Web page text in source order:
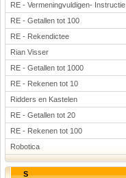
RE - Vermeningvuldigen- Instructie
RE - Getallen tot 100
RE - Rekendictee
Rian Visser
RE - Getallen tot 1000
RE - Rekenen tot 10
Ridders en Kastelen
RE - Getallen tot 20
RE - Rekenen tot 100
Robotica
S